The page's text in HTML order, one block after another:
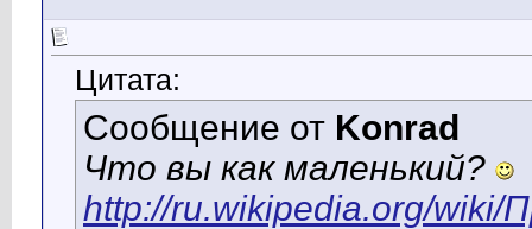
Цитата:
Сообщение от Konrad
Что вы как маленький?
http://ru.wikipedia.org/